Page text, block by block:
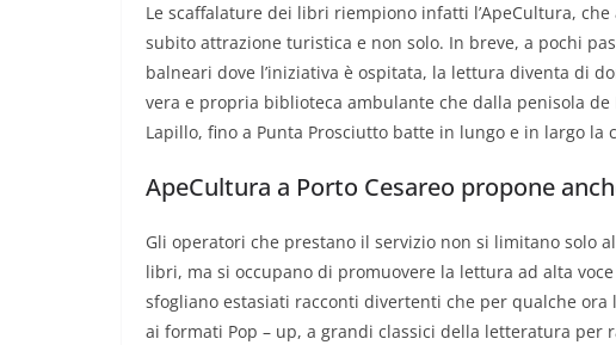
Le scaffalature dei libri riempiono infatti l’ApeCultura,
subito attrazione turistica e non solo. In breve, a pochi
balneari dove l’iniziativa è ospitata, la lettura diventa di
vera e propria biblioteca ambulante che dalla penisola de
Lapillo, fino a Punta Prosciutto batte in lungo e in largo la
ApeCultura a Porto Cesareo propone
Gli operatori che prestano il servizio non si limitano solo
libri, ma si occupano di promuovere la lettura ad alta
sfogliano estasiati racconti divertenti che per qualche
ai formati Pop – up, a grandi classici della letteratura per